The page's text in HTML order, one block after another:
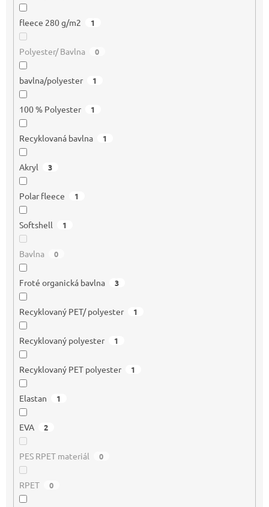
fleece 280 g/m2 1
Polyester/ Bavlna 0
bavlna/polyester 1
100 % Polyester 1
Recyklovaná bavlna 1
Akryl 3
Polar fleece 1
Softshell 1
Bavlna 0
Froté organická bavlna 3
Recyklovaný PET/ polyester 1
Recyklovaný polyester 1
Recyklovaný PET polyester 1
Elastan 1
EVA 2
PES RPET materiál 0
RPET 0